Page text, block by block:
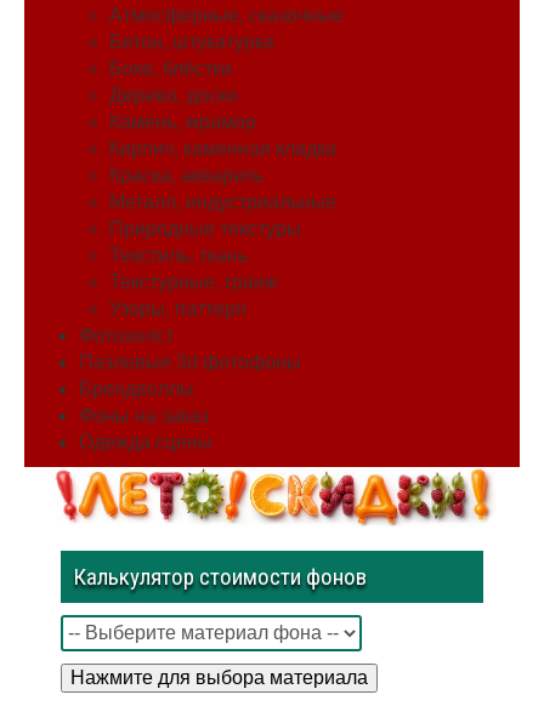
Атмосферные, сказочные
Бетон, штукатурка
Боке, блёстки
Дерево, доски
Камень, мрамор
Кирпич, каменная кладка
Краска, акварель
Металл, индустриальные
Природные текстуры
Текстиль, ткань
Текстурные, гранж
Узоры, паттерн
Фотохолст
Пазловые 3d фотофоны
Брендволлы
Фоны на заказ
Одежда сцены
Калькулятор стоимости фонов
Нажмите для выбора материала